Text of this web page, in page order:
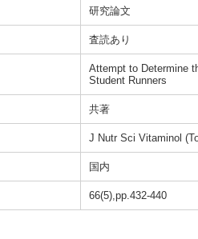
研究論文
査読あり
Attempt to Determine
Student Runners
共著
J Nutr Sci Vitaminol
国内
66(5),pp.432-440